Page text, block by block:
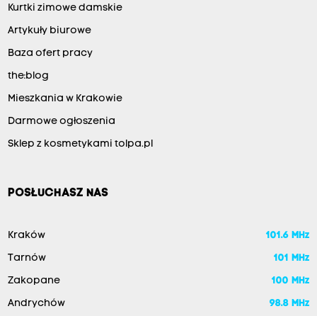
Kurtki zimowe damskie
Artykuły biurowe
Baza ofert pracy
the:blog
Mieszkania w Krakowie
Darmowe ogłoszenia
Sklep z kosmetykami tolpa.pl
POSŁUCHASZ NAS
Kraków 101.6 MHz
Tarnów 101 MHz
Zakopane 100 MHz
Andrychów 98.8 MHz